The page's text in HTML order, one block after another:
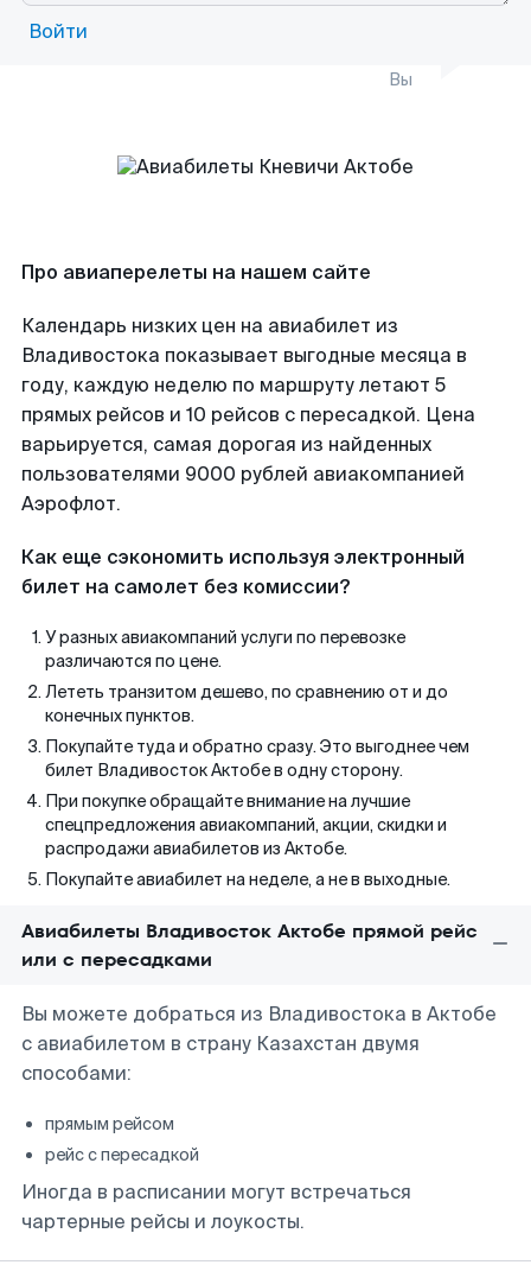
Войти
Вы
Про авиаперелеты на нашем сайте
Календарь низких цен на авиабилет из
Владивостока показывает выгодные месяца в
году, каждую неделю по маршруту летают 5
прямых рейсов и 10 рейсов с пересадкой. Цена
варьируется, самая дорогая из найденных
пользователями 9000 рублей авиакомпанией
Аэрофлот.
Как еще сэкономить используя электронный
билет на самолет без комиссии?
У разных авиакомпаний услуги по перевозке
различаются по цене.
Лететь транзитом дешево, по сравнению от и до
конечных пунктов.
Покупайте туда и обратно сразу. Это выгоднее чем
билет Владивосток Актобе в одну сторону.
При покупке обращайте внимание на лучшие
спецпредложения авиакомпаний, акции, скидки и
распродажи авиабилетов из Актобе.
Покупайте авиабилет на неделе, а не в выходные.
Авиабилеты Владивосток Актобе прямой рейс
или с пересадками
Вы можете добраться из Владивостока в Актобе
с авиабилетом в страну Казахстан двумя
способами:
прямым рейсом
рейс с пересадкой
Иногда в расписании могут встречаться
чартерные рейсы и лоукосты.